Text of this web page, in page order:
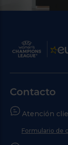
Contacto
Atención
Formulario de